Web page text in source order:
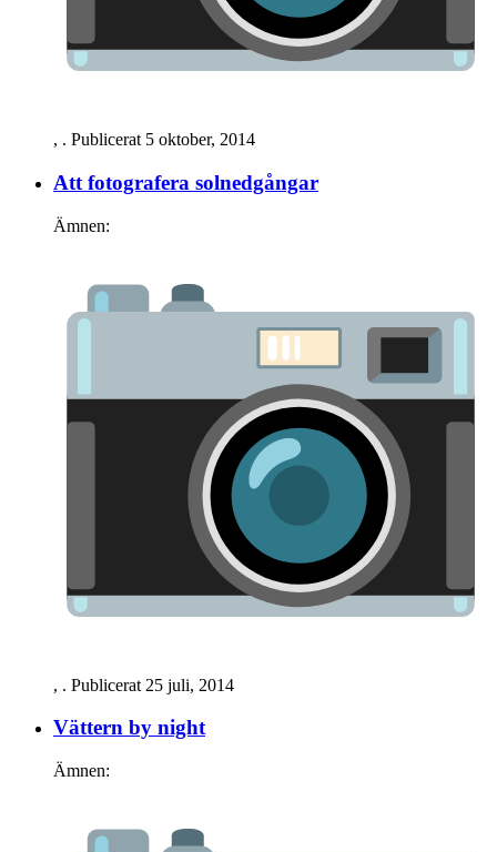
, . Publicerat 5 oktober, 2014
Att fotografera solnedgångar
Ämnen:
, . Publicerat 25 juli, 2014
Vättern by night
Ämnen: